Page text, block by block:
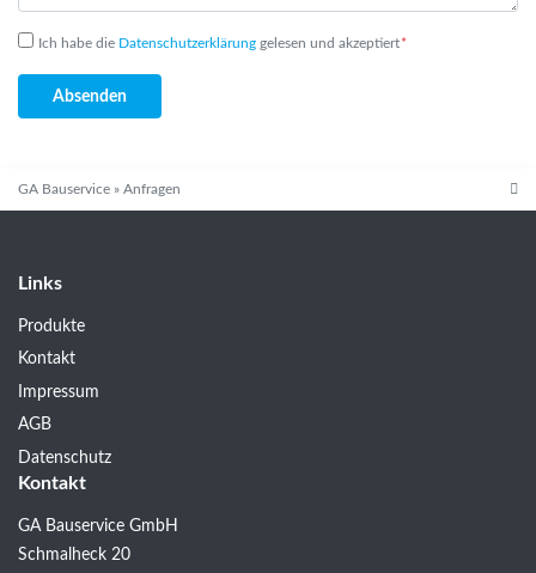
Ich habe die Datenschutzerklärung gelesen und akzeptiert*
GA Bauservice » Anfragen
Links
Produkte
Kontakt
Impressum
AGB
Datenschutz
Kontakt
GA Bauservice GmbH
Schmalheck 20